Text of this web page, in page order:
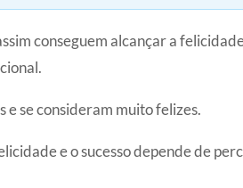
conseguem alcançar a
e se consideram muito felizes.
e o sucesso depende de